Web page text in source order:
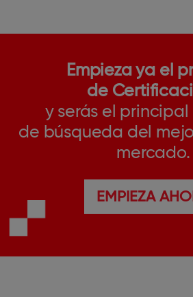
Empieza ya el
de
y serás el principal
de búsqueda del
mercado.
EMPIEZA